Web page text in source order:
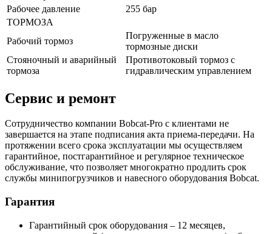
Рабочее давление
255 бар
ТОРМОЗА
Рабочий тормоз
Погруженные в масло
тормозные диски
Стояночный и аварийный
тормоза
Противотоковый тормоз с
гидравлическим управлением
Сервис и ремонт
Сотрудничество компании Bobcat-Pro с клиентами не
завершается на этапе подписания акта приема-передачи. На
протяжении всего срока эксплуатации мы осуществляем
гарантийное, постгарантийное и регулярное техническое
обслуживание, что позволяет многократно продлить срок
службы минипогрузчиков и навесного оборудования Bobcat.
Гарантия
Гарантийный срок оборудования – 12 месяцев,